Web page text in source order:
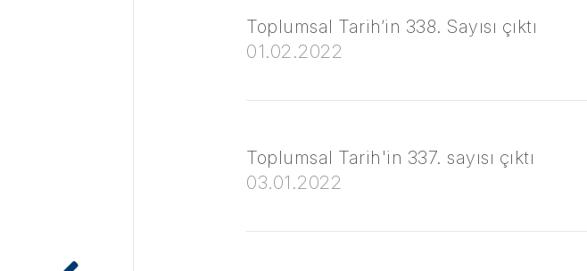
Toplumsal Tarih’in 338. Sayısı çıktı
01.02.2022
Toplumsal Tarih'in 337. sayısı çıktı
03.01.2022